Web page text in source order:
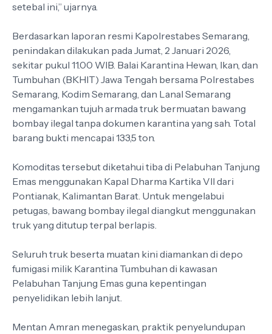
setebal ini,” ujarnya.
Berdasarkan laporan resmi Kapolrestabes Semarang,
penindakan dilakukan pada Jumat, 2 Januari 2026,
sekitar pukul 11.00 WIB. Balai Karantina Hewan, Ikan, dan
Tumbuhan (BKHIT) Jawa Tengah bersama Polrestabes
Semarang, Kodim Semarang, dan Lanal Semarang
mengamankan tujuh armada truk bermuatan bawang
bombay ilegal tanpa dokumen karantina yang sah. Total
barang bukti mencapai 133,5 ton.
Komoditas tersebut diketahui tiba di Pelabuhan Tanjung
Emas menggunakan Kapal Dharma Kartika VII dari
Pontianak, Kalimantan Barat. Untuk mengelabui
petugas, bawang bombay ilegal diangkut menggunakan
truk yang ditutup terpal berlapis.
Seluruh truk beserta muatan kini diamankan di depo
fumigasi milik Karantina Tumbuhan di kawasan
Pelabuhan Tanjung Emas guna kepentingan
penyelidikan lebih lanjut.
Mentan Amran menegaskan, praktik penyelundupan